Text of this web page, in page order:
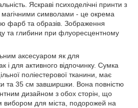
Яскраві психоделічні принти з
магічними символами - це окрема
фарб та образів. Зображення
та глибини при флуоресцентному
аксесуаром як для
і для активного відпочинку. Сумка
поліестерової тканини, має
та 35 см завширшки. Вона повністю
дизайном з обох сторін, що
вибором для міста, подорожей на